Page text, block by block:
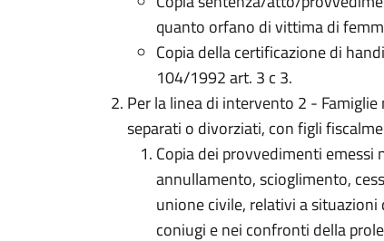
quanto orfano di vittima di
Copia della certificazione di
104/1992 art. 3 c 3.
Per la linea di intervento 2 -
separati o divorziati, con figli
Copia dei provvedimenti emessi
annullamento, scioglimento,
unione civile, relativi a
coniugi e nei confronti della